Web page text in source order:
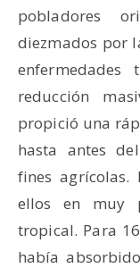
pobladores
diezmados por
enfermedades
reducción
propició una
hasta antes
fines agrícolas.
ellos en muy
tropical. Para
había